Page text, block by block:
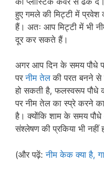
हुए गमले की मिट्टी में
हैं। अतः आप मिट्टी में भी
दूर कर सकते हैं।
अगर आप दिन के समय पौधे
परनीम तेलकी परत बनने से
हो सकती है, फलस्वरूप पौधे
पर नीम तेल का स्प्रे करने
है। क्योंकि शाम के समय
संश्लेषण की प्रकिया भी नहीं
(और पढ़ें:नीम केक क्या है,